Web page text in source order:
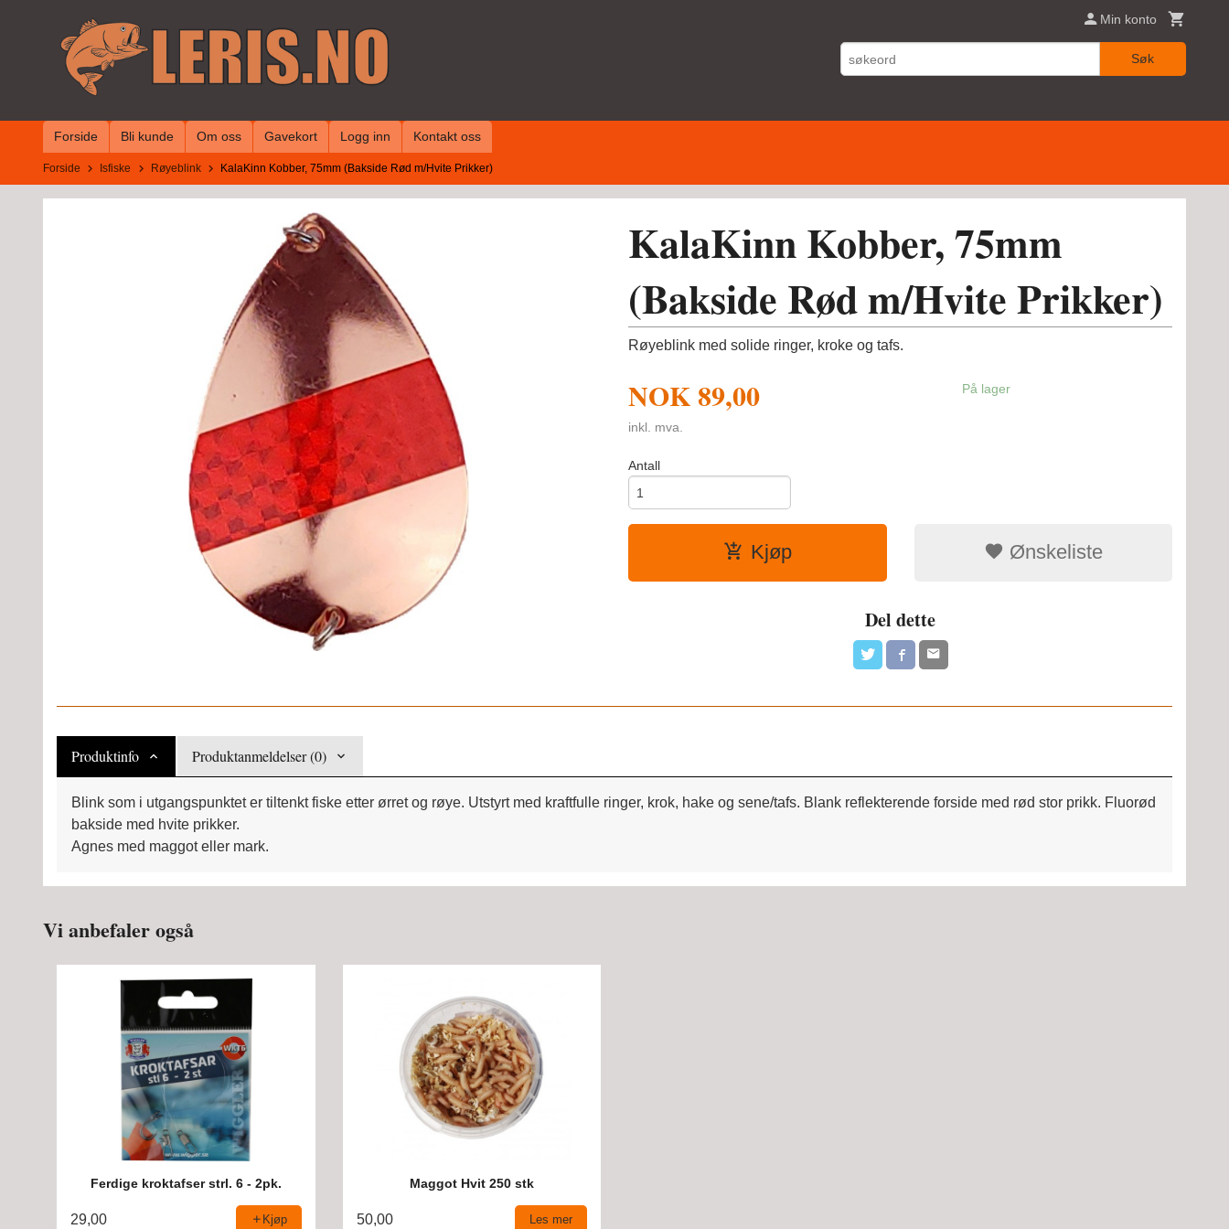
Min konto
Søk
Forside Bli kunde Om oss Gavekort Logg inn Kontakt oss
Forside Isfiske Røyeblink KalaKinn Kobber, 75mm (Bakside Rød m/Hvite Prikker)
KalaKinn Kobber, 75mm
(Bakside Rød m/Hvite Prikker)
Røyeblink med solide ringer, kroke og tafs.
NOK 89,00
inkl. mva.
På lager
Antall
Kjøp Ønskeliste
Del dette
Produktinfo Produktanmeldelser (0)
Blink som i utgangspunktet er tiltenkt fiske etter ørret og røye. Utstyrt med kraftfulle ringer, krok, hake og sene/tafs. Blank reflekterende forside med rød stor prikk. Fluorød
bakside med hvite prikker.
Agnes med maggot eller mark.
Vi anbefaler også
Ferdige kroktafser strl. 6 - 2pk.
29,00 Kjøp
Maggot Hvit 250 stk
50,00 Les mer